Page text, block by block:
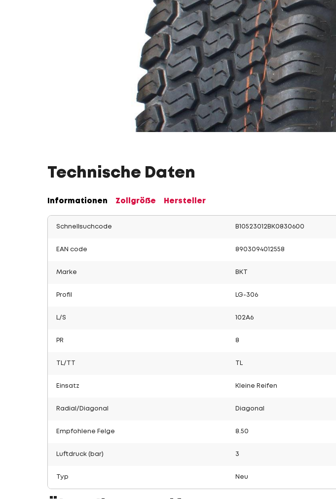
Technische Daten
Informationen Zollgröße Hersteller
Schnellsuchcode B10523012BK0830600
EAN code 8903094012558
Marke BKT
Profil LG-306
L/S 102A6
PR 8
TL/TT
Einsatz Kleine Reifen
Radial/Diagonal Diagonal
Empfohlene Felge 8.50
Luftdruck (bar) 3
Typ Neu